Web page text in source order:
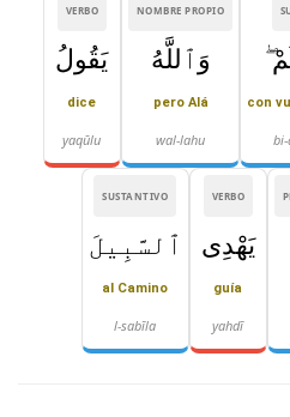
con
NOMBRE PROPIO
وَٱللَّهُ
pero Alá
wal-lahu
VERBO
يَقُولُ
dice
yaqūlu
VERBO
يَهْدِى
guía
yahdī
SUSTANTIVO
ٱلسَّبِيلَ
al Camino
l-sabīla